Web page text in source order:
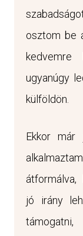
osztom be
ugyanúgy
külföldön.
Ekkor már
átformálva,
jó irány